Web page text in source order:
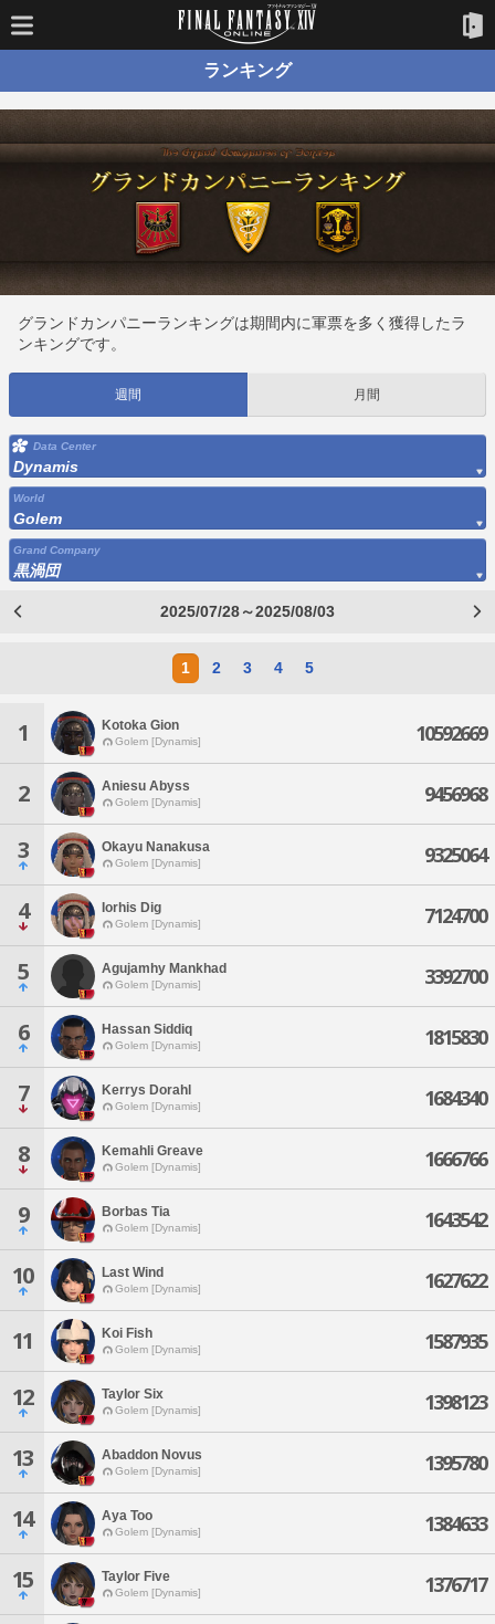
ランキング
グランドカンパニーランキングは期間内に軍票を多く獲得したラ
ンキングです。
週間 月間
Data Center
Dynamis
World
Golem
Grand Company
黒渦団
2025/07/28～2025/08/03
1 2 3 4 5
1 Kotoka Gion
Golem [Dynamis] 10592669
2 Aniesu Abyss
Golem [Dynamis] 9456968
3 Okayu Nanakusa
Golem [Dynamis] 9325064
4 Iorhis Dig
Golem [Dynamis] 7124700
5 Agujamhy Mankhad
Golem [Dynamis] 3392700
6 Hassan Siddiq
Golem [Dynamis] 1815830
7 Kerrys Dorahl
Golem [Dynamis] 1684340
8 Kemahli Greave
Golem [Dynamis] 1666766
9 Borbas Tia
Golem [Dynamis] 1643542
10 Last Wind
Golem [Dynamis] 1627622
11 Koi Fish
Golem [Dynamis] 1587935
12 Taylor Six
Golem [Dynamis] 1398123
13 Abaddon Novus
Golem [Dynamis] 1395780
14 Aya Too
Golem [Dynamis] 1384633
15 Taylor Five
Golem [Dynamis] 1376717